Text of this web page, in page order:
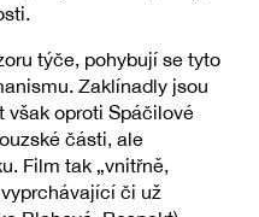
týče, pohybují se tyto
Zaklínadly jsou
však oproti Spáčilové
části, ale
Film tak „vnitřně,
či už